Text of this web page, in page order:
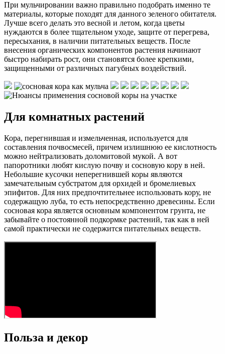
При мульчировании важно правильно подобрать именно те
материалы, которые походят для данного зеленого обитателя.
Лучше всего делать это весной и летом, когда цветы
нуждаются в более тщательном уходе, защите от перегрева,
пересыхания, в наличии питательных веществ. После
внесения органических компонентов растения начинают
быстро набирать рост, они становятся более крепкими,
защищенными от различных пагубных воздействий.
Для комнатных растений
Кора, перегнившая и измельченная, используется для
составления почвосмесей, причем излишнюю ее кислотность
можно нейтрализовать доломитовой мукой. А вот
папоротники любят кислую почву и сосновую кору в ней.
Небольшие кусочки неперегнившей коры являются
замечательным субстратом для орхидей и бромелиевых
эпифитов. Для них предпочтительнее использовать кору, не
содержащую луба, то есть непосредственно древесины. Если
сосновая кора является основным компонентом грунта, не
забывайте о постоянной подкормке растений, так как в ней
самой практически не содержится питательных веществ.
Польза и декор